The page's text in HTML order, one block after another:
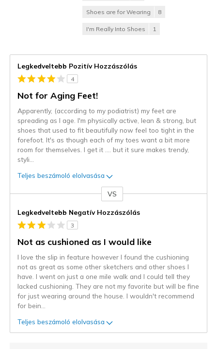
Shoes are for Wearing 8
I'm Really Into Shoes 1
Legkedveltebb Pozitív Hozzászólás
4
Not for Aging Feet!
Apparently, (according to my podiatrist) my feet are
spreading as I age. I'm physically active, lean & strong, but
shoes that used to fit beautifully now feel too tight in the
forefoot. It's as though each of my toes want a bit more
room for themselves. I get it .... but it sure makes trendy,
styli
Teljes beszámoló elolvasása
VS
Legkedveltebb Negatív Hozzászólás
3
Not as cushioned as I would like
I love the slip in feature however I found the cushioning
not as great as some other sketchers and other shoes I
have. I went on just a one mile walk and I could tell they
lacked cushioning. They are not my favorite but will be fine
for just wearing around the house. I wouldn't recommend
for bein
Teljes beszámoló elolvasása